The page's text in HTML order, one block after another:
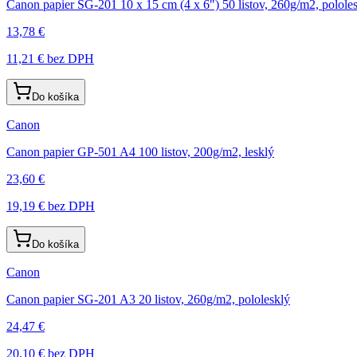
Canon papier SG-201 10 x 15 cm (4 x 6") 50 listov, 260g/m2,
13,78 €
11,21 € bez DPH
Do košíka
Canon
Canon papier GP-501 A4 100 listov, 200g/m2, lesklý
23,60 €
19,19 € bez DPH
Do košíka
Canon
Canon papier SG-201 A3 20 listov, 260g/m2, pololesklý
24,47 €
20,10 € bez DPH